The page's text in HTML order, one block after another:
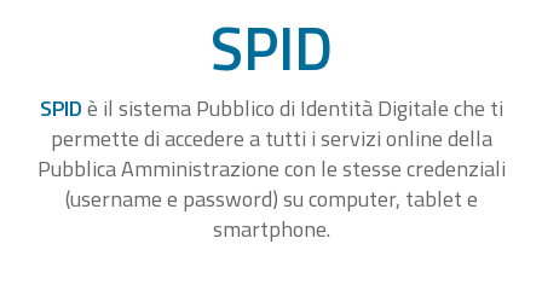
SPID
SPIDè il sistema Pubblico di Identità Digitale che ti
permette di accedere a tutti i servizi online della
Pubblica Amministrazione con le stesse credenziali
(username e password) su computer, tablet e
smartphone.